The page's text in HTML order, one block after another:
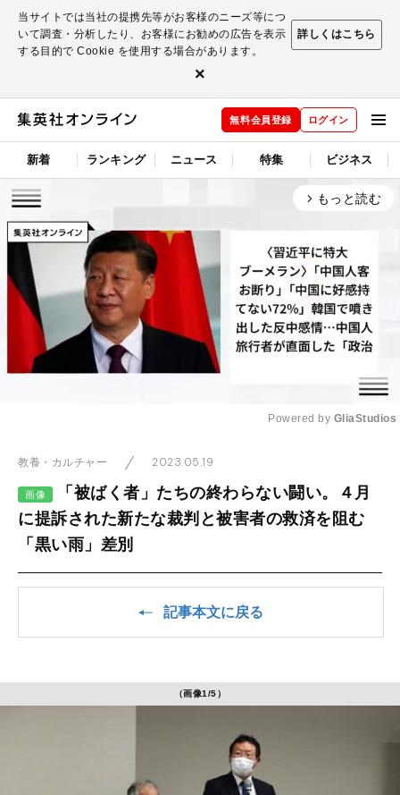
当サイトでは当社の提携先等がお客様のニーズ等につ
いて調査・分析したり、お客様にお勧めの広告を表示
する目的で Cookie を使用する場合があります。
詳しくはこちら
×
無料会員登録 ログイン
新着 ランキング ニュース 特集 ビジネス
arrow_forward_ios もっと読む
Powered by GliaStudios
教養・カルチャー 2023.05.19
画像
「被ばく者」たちの終わらない闘い。４月
に提訴された新たな裁判と被害者の救済を阻む
「黒い雨」差別
記事本文に戻る
（画像1/5）